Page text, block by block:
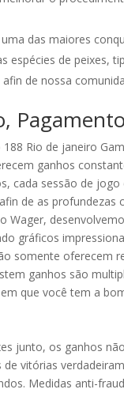
das maiores
espécies de peixes,
de nossa
Rio de janeiro
ganhos
cada sessão de
de as
Wager,
gráficos
somente
ganhos são
que você tem a
junto, os ganhos
vitórias
Medidas anti-